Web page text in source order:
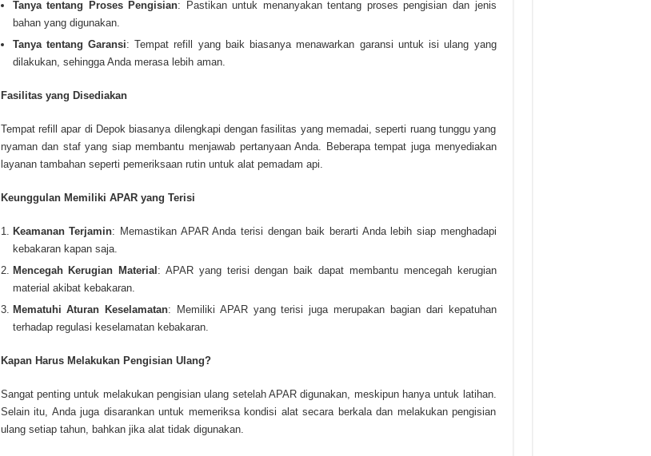
Tanya tentang Proses Pengisian: Pastikan untuk menanyakan tentang proses pengisian dan jenis
bahan yang digunakan.
Tanya tentang Garansi: Tempat refill yang baik biasanya menawarkan garansi untuk isi ulang yang
dilakukan, sehingga Anda merasa lebih aman.
Fasilitas yang Disediakan
Tempat refill apar di Depok biasanya dilengkapi dengan fasilitas yang memadai, seperti ruang tunggu yang
nyaman dan staf yang siap membantu menjawab pertanyaan Anda. Beberapa tempat juga menyediakan
layanan tambahan seperti pemeriksaan rutin untuk alat pemadam api.
Keunggulan Memiliki APAR yang Terisi
Keamanan Terjamin: Memastikan APAR Anda terisi dengan baik berarti Anda lebih siap menghadapi
kebakaran kapan saja.
Mencegah Kerugian Material : APAR yang terisi dengan baik dapat membantu mencegah kerugian
material akibat kebakaran.
Mematuhi Aturan Keselamatan: Memiliki APAR yang terisi juga merupakan bagian dari kepatuhan
terhadap regulasi keselamatan kebakaran.
Kapan Harus Melakukan Pengisian Ulang?
Sangat penting untuk melakukan pengisian ulang setelah APAR digunakan, meskipun hanya untuk latihan.
Selain itu, Anda juga disarankan untuk memeriksa kondisi alat secara berkala dan melakukan pengisian
ulang setiap tahun, bahkan jika alat tidak digunakan.